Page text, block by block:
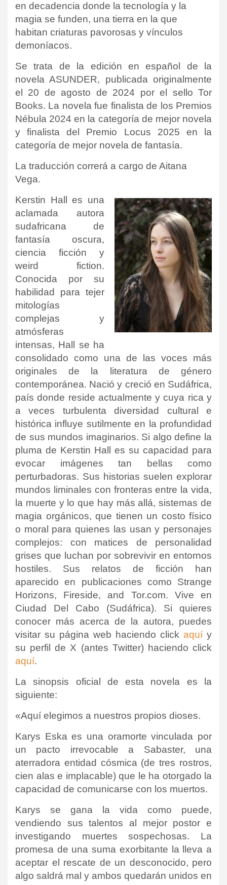
en decadencia donde la tecnología y la
magia se funden, una tierra en la que
habitan criaturas pavorosas y vínculos
demoníacos.
Se trata de la edición en español de la
novela ASUNDER, publicada originalmente
el 20 de agosto de 2024 por el sello Tor
Books. La novela fue finalista de los Premios
Nébula 2024 en la categoría de mejor novela
y finalista del Premio Locus 2025 en la
categoría de mejor novela de fantasía.
La traducción correrá a cargo de Aitana
Vega.
Kerstin Hall es una
aclamada autora
sudafricana de
fantasía oscura,
ciencia ficción y
weird fiction.
Conocida por su
habilidad para tejer
mitologías
complejas y
atmósferas
intensas, Hall se ha
consolidado como una de las voces más
originales de la literatura de género
contemporánea. Nació y creció en Sudáfrica,
país donde reside actualmente y cuya rica y
a veces turbulenta diversidad cultural e
histórica influye sutilmente en la profundidad
de sus mundos imaginarios. Si algo define la
pluma de Kerstin Hall es su capacidad para
evocar imágenes tan bellas como
perturbadoras. Sus historias suelen explorar
mundos liminales con fronteras entre la vida,
la muerte y lo que hay más allá, sistemas de
magia orgánicos, que tienen un costo físico
o moral para quienes las usan y personajes
complejos: con matices de personalidad
grises que luchan por sobrevivir en entornos
hostiles. Sus relatos de ficción han
aparecido en publicaciones como Strange
Horizons, Fireside, and Tor.com. Vive en
Ciudad Del Cabo (Sudáfrica). Si quieres
conocer más acerca de la autora, puedes
visitar su página web haciendo click aquí y
su perfil de X (antes Twitter) haciendo click
aquí.
La sinopsis oficial de esta novela es la
siguiente:
«Aquí elegimos a nuestros propios dioses.
Karys Eska es una oramorte vinculada por
un pacto irrevocable a Sabaster, una
aterradora entidad cósmica (de tres rostros,
cien alas e implacable) que le ha otorgado la
capacidad de comunicarse con los muertos.
Karys se gana la vida como puede,
vendiendo sus talentos al mejor postor e
investigando muertes sospechosas. La
promesa de una suma exorbitante la lleva a
aceptar el rescate de un desconocido, pero
algo saldrá mal y ambos quedarán unidos en